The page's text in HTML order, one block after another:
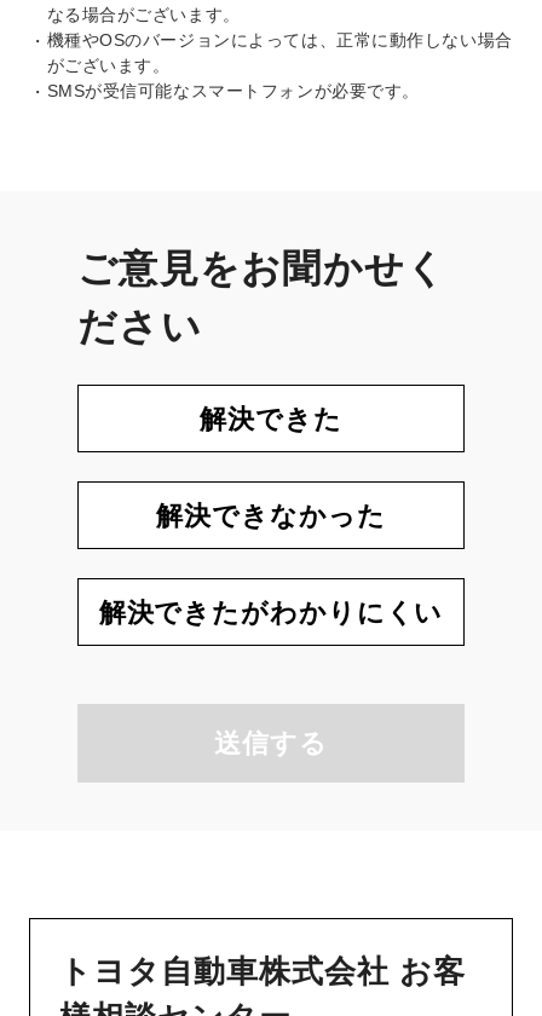
なる場合がございます。
機種やOSのバージョンによっては、正常に動作しない場合
がございます。
SMSが受信可能なスマートフォンが必要です。
ご意見をお聞かせく
ださい
解決できた
解決できなかった
解決できたがわかりにくい
送信する
トヨタ自動車株式会社 お客